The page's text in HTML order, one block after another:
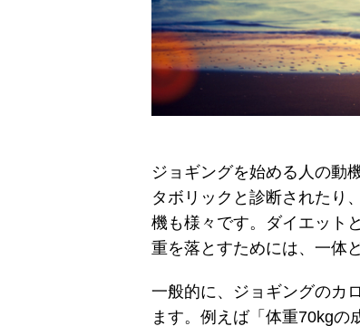
ジョギングを始める人の動
タボリックと診断されたり
機も様々です。ダイエット
重を落とすためには、一体
一般的に、ジョギングのカ
ます。例えば「体重70kgの